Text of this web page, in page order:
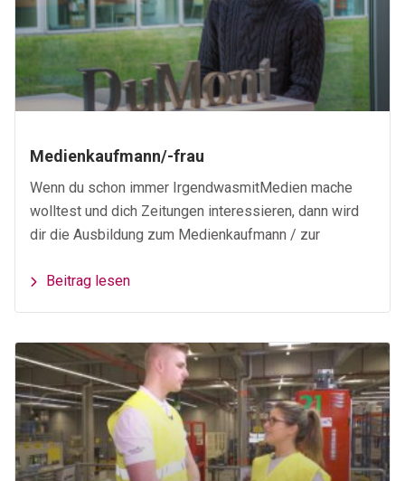
Medienkaufmann/-frau
Wenn du schon immer IrgendwasmitMedien mache
wolltest und dich Zeitungen interessieren, dann wird
dir die Ausbildung zum Medienkaufmann / zur
Beitrag lesen